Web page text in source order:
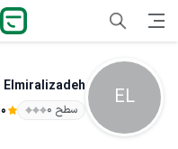
EL
Elmiralizadeh
سطح ۰ 0